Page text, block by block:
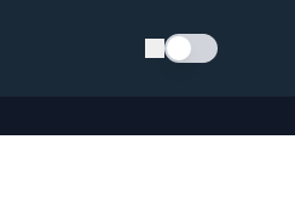
Schimba tema